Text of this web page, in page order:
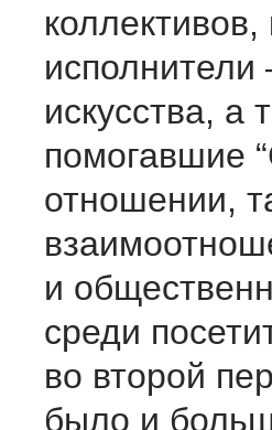
искусства, а
помогавшие
отношении,
и
среди
во второй
было и